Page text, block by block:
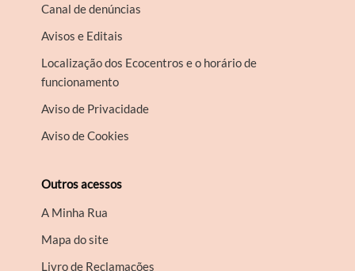
Canal de denúncias
Avisos e Editais
Localização dos Ecocentros e o horário de
funcionamento
Aviso de Privacidade
Aviso de Cookies
Outros acessos
A Minha Rua
Mapa do site
Livro de Reclamações